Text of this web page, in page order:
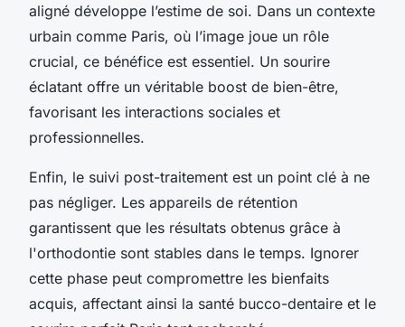
aligné développe l’estime de soi. Dans un contexte
urbain comme Paris, où l’image joue un rôle
crucial, ce bénéfice est essentiel. Un sourire
éclatant offre un véritable boost de bien-être,
favorisant les interactions sociales et
professionnelles.
Enfin, le suivi post-traitement est un point clé à ne
pas négliger. Les appareils de rétention
garantissent que les résultats obtenus grâce à
l'orthodontie sont stables dans le temps. Ignorer
cette phase peut compromettre les bienfaits
acquis, affectant ainsi la santé bucco-dentaire et le